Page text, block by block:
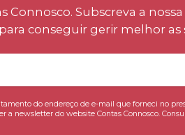
Subscreva a
conseguir gerir melhor as
do endereço de e-mail que forneci no
a newsletter do website Contas Connosco.